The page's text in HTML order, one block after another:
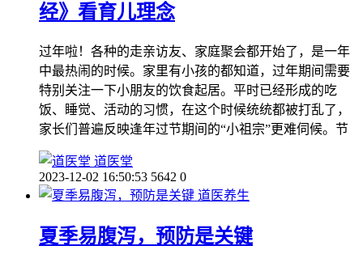
经》看育儿理念
过年啦！各种的走亲访友、家庭聚会都开始了，是一年
中最热闹的时候。家里有小孩的都知道，过年期间需要
特别关注一下小朋友的饮食起居。平时已经形成的吃
饭、睡觉、活动的习惯，在这个时候统统都被打乱了，
家长们普遍反映逢年过节期间的“小祖宗”更难伺候。节
道医堂
2023-12-02 16:50:53 5642 0
道医养生
夏季易腹泻，预防是关键